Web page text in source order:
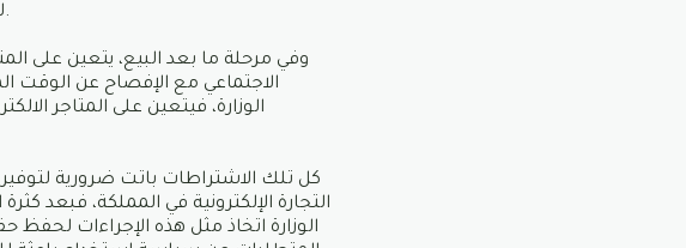
للتوصيل، وأن يكون هناك سياسة واضحة ومكتوبة للاستبدال والاسترجاع.
وفي مرحلة ما بعد البيع، يتعين على
الاجتماعي مع الإفصاح عن الوقت
الوزارة، فيتعين على المتاجر
كل تلك الاشتراطات باتت ضرورية
التجارة الإلكترونية في المملكة، فبعد
الوزارة اتخاذ مثل هذه الإجراءات